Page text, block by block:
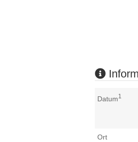
Datum1
Ort